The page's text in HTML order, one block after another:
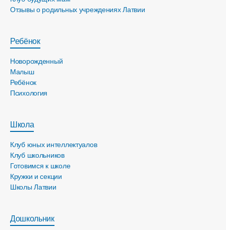
Отзывы о родильных учреждениях Латвии
Ребёнок
Новорожденный
Малыш
Ребёнок
Психология
Школа
Клуб юных интеллектуалов
Клуб школьников
Готовимся к школе
Кружки и секции
Школы Латвии
Дошкольник